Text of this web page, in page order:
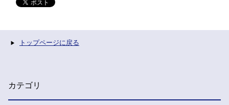
トップページに戻る
カテゴリ